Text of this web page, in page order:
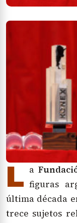
L a
figuras
última década
trece sujetos